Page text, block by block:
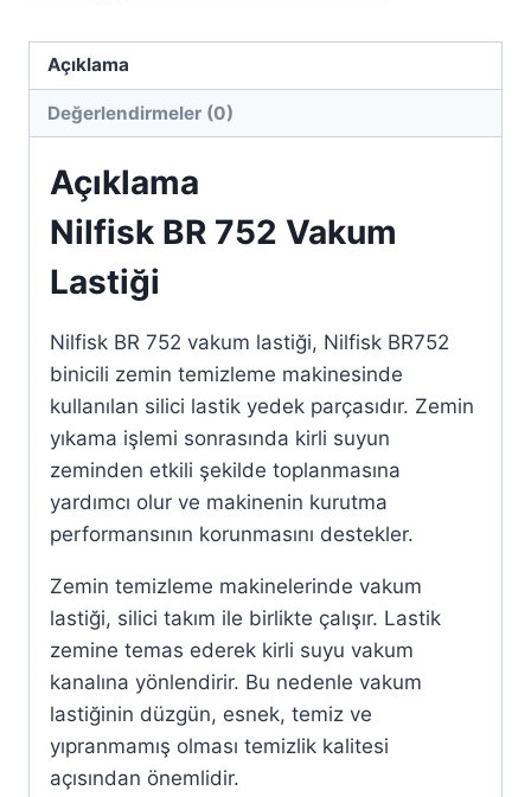
adet
Açıklama
Değerlendirmeler (0)
Açıklama
Nilfisk BR 752 Vakum
Lastiği
Nilfisk BR 752 vakum lastiği, Nilfisk BR752
binicili zemin temizleme makinesinde
kullanılan silici lastik yedek parçasıdır. Zemin
yıkama işlemi sonrasında kirli suyun
zeminden etkili şekilde toplanmasına
yardımcı olur ve makinenin kurutma
performansının korunmasını destekler.
Zemin temizleme makinelerinde vakum
lastiği, silici takım ile birlikte çalışır. Lastik
zemine temas ederek kirli suyu vakum
kanalına yönlendirir. Bu nedenle vakum
lastiğinin düzgün, esnek, temiz ve
yıpranmamış olması temizlik kalitesi
açısından önemlidir.